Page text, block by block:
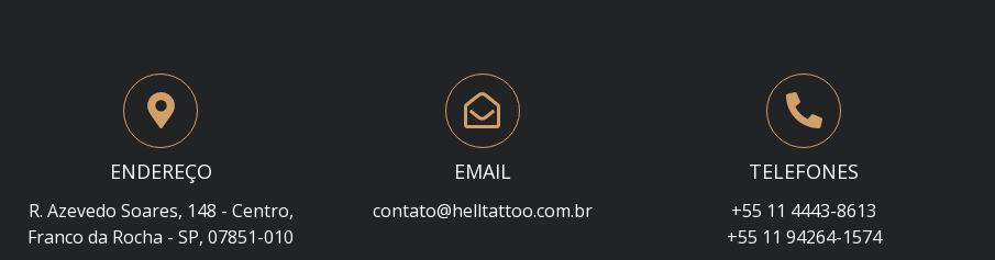
ENDEREÇO
R. Azevedo Soares, 148 - Centro,
Franco da Rocha - SP, 07851-010
EMAIL
contato@helltattoo.com.br
TELEFONES
+55 11 4443-8613
+55 11 94264-1574